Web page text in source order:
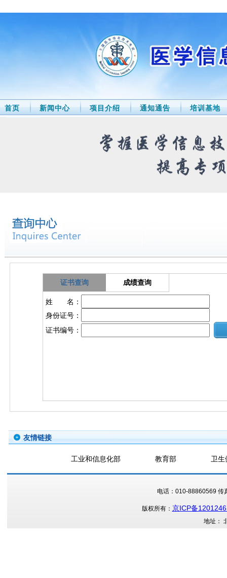
首页 新闻中心 项目介绍 通知通告 培训基地
证书查询 成绩查询
姓 名：
身份证号：
证书编号：
友情链接
工业和信息化部 教育部 卫生
电话：010-88860569 传
版权所有： 京ICP备
地址：